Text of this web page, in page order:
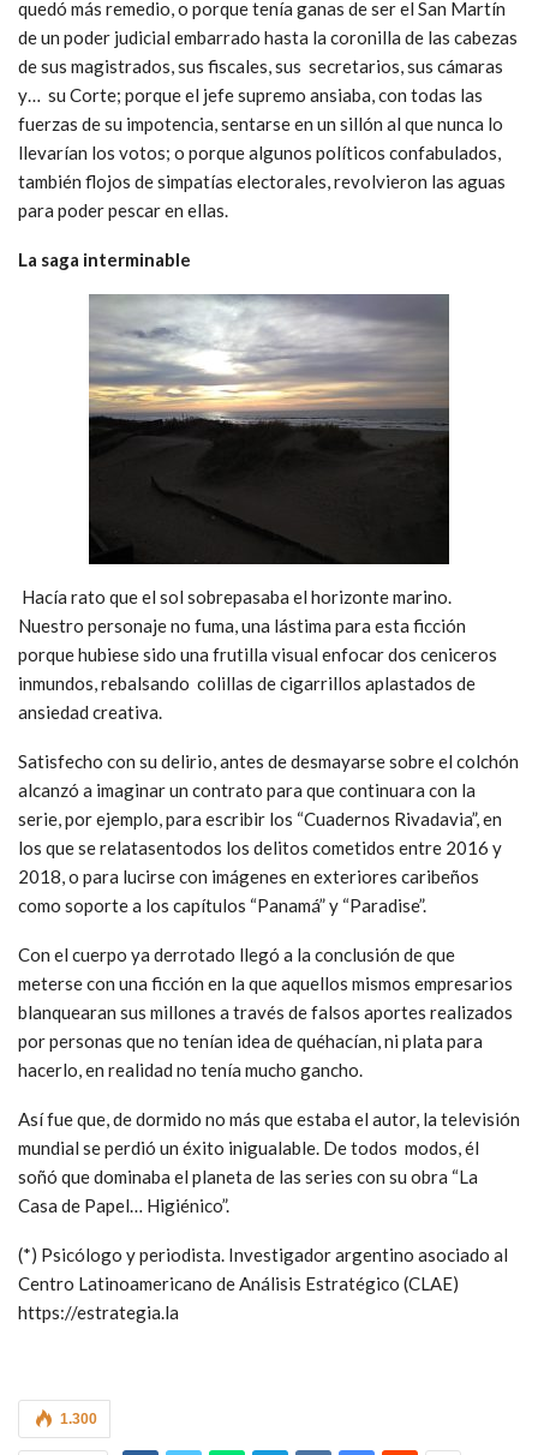
quedó más remedio, o porque tenía ganas de ser el San Martín
de un poder judicial embarrado hasta la coronilla de las cabezas
de sus magistrados, sus fiscales, sus secretarios, sus cámaras
y… su Corte; porque el jefe supremo ansiaba, con todas las
fuerzas de su impotencia, sentarse en un sillón al que nunca lo
llevarían los votos; o porque algunos políticos confabulados,
también flojos de simpatías electorales, revolvieron las aguas
para poder pescar en ellas.
La saga interminable
Hacía rato que el sol sobrepasaba el horizonte marino.
Nuestro personaje no fuma, una lástima para esta ficción
porque hubiese sido una frutilla visual enfocar dos ceniceros
inmundos, rebalsando colillas de cigarrillos aplastados de
ansiedad creativa.
Satisfecho con su delirio, antes de desmayarse sobre el colchón
alcanzó a imaginar un contrato para que continuara con la
serie, por ejemplo, para escribir los “Cuadernos Rivadavia”, en
los que se relatasentodos los delitos cometidos entre 2016 y
2018, o para lucirse con imágenes en exteriores caribeños
como soporte a los capítulos “Panamá” y “Paradise”.
Con el cuerpo ya derrotado llegó a la conclusión de que
meterse con una ficción en la que aquellos mismos empresarios
blanquearan sus millones a través de falsos aportes realizados
por personas que no tenían idea de quéhacían, ni plata para
hacerlo, en realidad no tenía mucho gancho.
Así fue que, de dormido no más que estaba el autor, la televisión
mundial se perdió un éxito inigualable. De todos modos, él
soñó que dominaba el planeta de las series con su obra “La
Casa de Papel… Higiénico”.
(*) Psicólogo y periodista. Investigador argentino asociado al
Centro Latinoamericano de Análisis Estratégico (CLAE)
https://estrategia.la
1.300